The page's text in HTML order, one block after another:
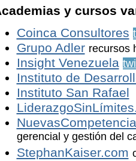
y cursos
Coinca Consultores
Grupo Adler recursos
Insight Venezuela
Instituto de
Instituto San Rafael
gerencial y gestión del
StephanKaiser.com